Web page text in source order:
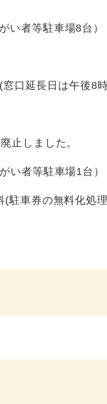
い者等駐車場8台）
口延長日は午後8時
止しました。
い者等駐車場1台）
駐車券の無料化処